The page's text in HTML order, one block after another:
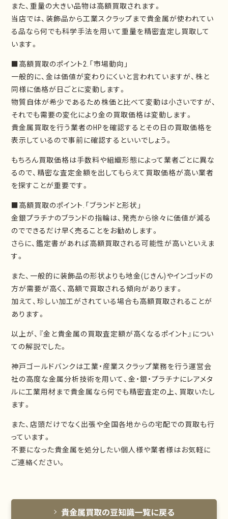
また、重量の大きい品物は高額買取されます。
当店では、装飾品から工業スクラップまで貴金属が使われてい
る品なら何でも科学手法を用いて重量を精密査定し買取して
います。
■高額買取のポイント2.「市場動向」
一般的に、金は価値が変わりにくいと言われていますが、株と
同様に価格が日ごとに変動します。
物質自体が希少であるため株価と比べて変動は小さいですが、
それでも需要の変化により金の買取価格は変動します。
貴金属買取を行う業者のHPを確認するとその日の買取価格を
表示しているので事前に確認するといいでしょう。
もちろん買取価格は手数料や組織形態によって業者ごとに異な
るので、精密な査定金額を出してもらえて買取価格が高い業者
を探すことが重要です。
■高額買取のポイント.「ブランドと形状」
金銀プラチナのブランドの指輪は、発売から徐々に価値が減る
のでできるだけ早く売ることをお勧めします。
さらに、鑑定書があれば高額買取される可能性が高いといえま
す。
また、一般的に装飾品の形状よりも地金(じきん)やインゴッドの
方が需要が高く、高額で買取される傾向があります。
加えて、珍しい加工がされている場合も高額買取されることが
あります。
以上が、『金と貴金属の買取査定額が高くなるポイント』につい
ての解説でした。
神戸ゴールドバンクは工業・産業スクラップ業務を行う運営会
社の高度な金属分析技術を用いて、金・銀・プラチナにレアメタ
ルに工業用材まで貴金属なら何でも精密査定の上、買取いたし
ます。
また、店頭だけでなく出張や全国各地からの宅配での買取も行
っています。
不要になった貴金属を処分したい個人様や業者様はお気軽に
ご連絡ください。
貴金属買取の豆知識一覧に戻る